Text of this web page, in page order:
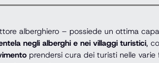
alberghiero – possiede un ottima
negli alberghi e nei villaggi turistici,
prendersi cura dei turisti nelle